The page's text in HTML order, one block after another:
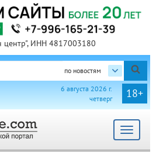
центр", ИНН 4817003180
по новостям
18+
6 августа 2026 г.
четверг
Toggle